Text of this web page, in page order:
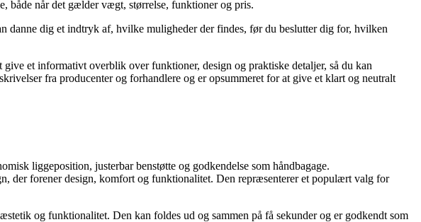
både når det gælder vægt, størrelse, funktioner og pris.
danne dig et indtryk af, hvilke muligheder der findes, før du beslutter dig for, hvilken
et informativt overblik over funktioner, design og praktiske detaljer, så du kan
fra producenter og forhandlere og er opsummeret for at give et klart og neutralt
liggeposition, justerbar benstøtte og godkendelse som håndbagage.
der forener design, komfort og funktionalitet. Den repræsenterer et populært valg for
og funktionalitet. Den kan foldes ud og sammen på få sekunder og er godkendt som